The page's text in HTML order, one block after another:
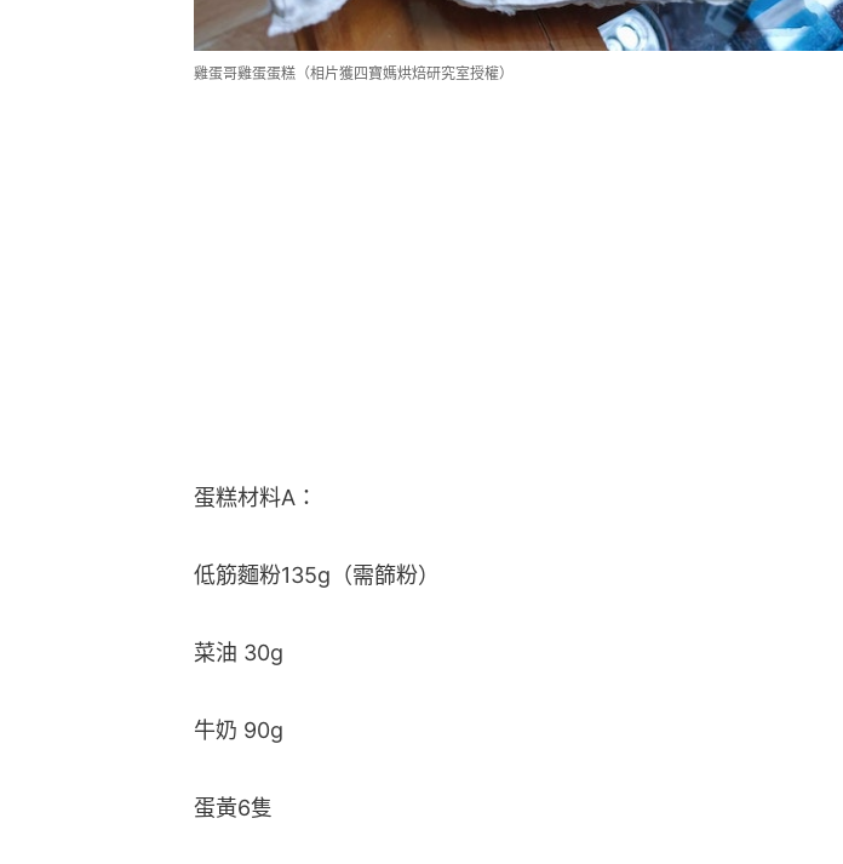
雞蛋哥雞蛋蛋糕（相片獲四寶媽烘焙研究室授權）
蛋糕材料A：
低筋麵粉135g（需篩粉）
菜油 30g
牛奶 90g
蛋黃6隻